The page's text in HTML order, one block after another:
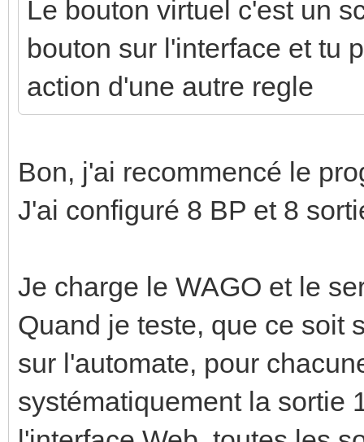
Le bouton virtuel c'est un
bouton sur l'interface et tu
action d'une autre regle
Bon, j'ai recommencé le
J'ai configuré 8 BP et 8
Je charge le WAGO et le
Quand je teste, que ce soit
sur l'automate, pour
systématiquement la sortie